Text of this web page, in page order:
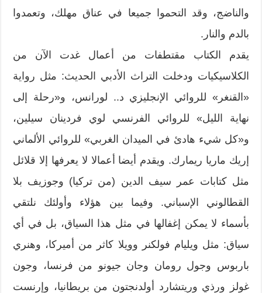
والناضج، وقد التحموا جميعا في عناق مهلك، وتعمدوا
بالدم والنار.
يقدم الكتاب مقتطفات من أعمال غدت الآن من
الكلاسيكيات ودخلت التراث الأدبي الحديث: مثل رواية
«القنغر» للروائي الإنجليزي د.. لورانس، و«رحلة إلى
نهاية الليل» للروائي الفرنسي لوي فردينان سيلين،
و«كل شيء هادئ في الميدان الغربي» للروائي الألماني
إريك ماريا ريمارك. ويقدم أيضا أعمالا لا يعرفها إلا قلائل
مثل كتابات عمر سيف الدين (من تركيا) وجوزيف بلا
القطالوني الإسباني. وفيما بين هؤلاء وأولئك نلتقي
بأسماء لا يمكن إغفالها في مثل هذا السياق، بل في أي
سياق: مثل ويليام فولكنر وويلا كاثر من أميركا، وهنري
باربوس وجول رومان وجان جيونو من فرنسا، وجون
غولز ورذي وريتشارد أولدنجتون من بريطانيا، وإرنست